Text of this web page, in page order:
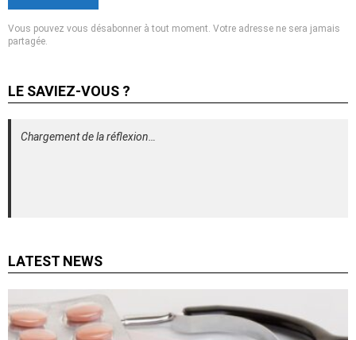
Vous pouvez vous désabonner à tout moment. Votre adresse ne sera jamais
partagée.
LE SAVIEZ-VOUS ?
Chargement de la réflexion…
LATEST NEWS